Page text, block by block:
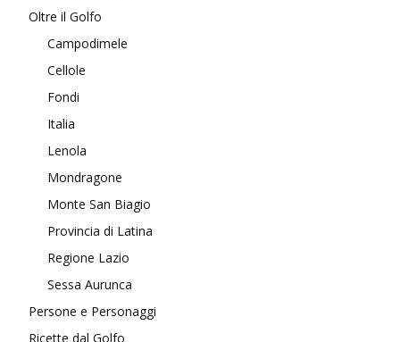
Oltre il Golfo
Campodimele
Cellole
Fondi
Italia
Lenola
Mondragone
Monte San Biagio
Provincia di Latina
Regione Lazio
Sessa Aurunca
Persone e Personaggi
Ricette dal Golfo